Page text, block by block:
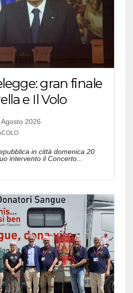
gran finale
e Il Volo
Agosto 2026
in città domenica 20
intervento il Concerto...